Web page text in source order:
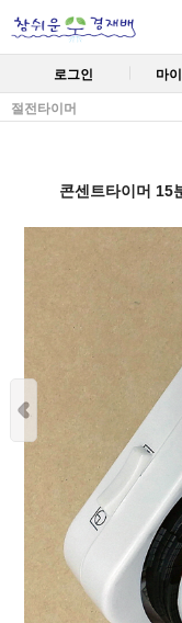
로그인 마
절전타이머
콘센트타이머 15